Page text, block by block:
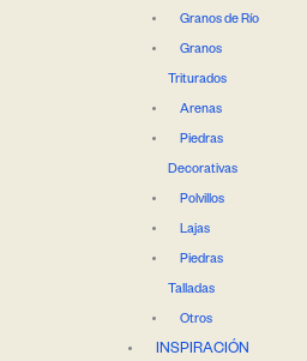
Granos de Río
Granos
Triturados
Arenas
Piedras
Decorativas
Polvillos
Lajas
Piedras
Talladas
Otros
INSPIRACIÓN